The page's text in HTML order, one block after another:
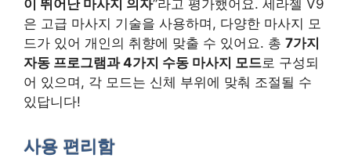
이 뛰어난 마사지 의자”라고 평가했어요. 세라젤 V9
은 고급 마사지 기술을 사용하며, 다양한 마사지 모
드가 있어 개인의 취향에 맞출 수 있어요. 총 7가지
자동 프로그램과 4가지 수동 마사지 모드로 구성되
어 있으며, 각 모드는 신체 부위에 맞춰 조절될 수
있답니다!
사용 편리함